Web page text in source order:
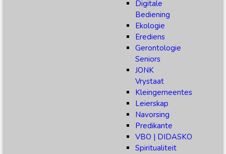
Digitale
Bediening
Ekologie
Erediens
Gerontologie
Seniors
JONK
Vrystaat
Kleingemeentes
Leierskap
Navorsing
Predikante
VBO | DIDASKO
Spiritualiteit